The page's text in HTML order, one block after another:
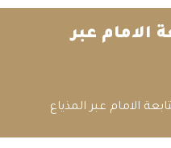
الامام عبر
الامام عبر المذياع